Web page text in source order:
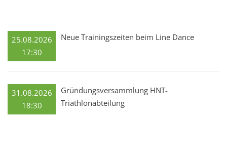
25.08.2026
17:30
Neue Trainingszeiten beim Line Dance
31.08.2026
18:30
Gründungsversammlung HNT-
Triathlonabteilung